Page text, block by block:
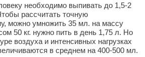
необходимо выпивать до 1,5-2
рассчитать точную
можно умножить 35 мл. на массу
50 кг. нужно пить в день 1,75 л. Но
воздуха и интенсивных нагрузках
в среднем на 400-500 мл.